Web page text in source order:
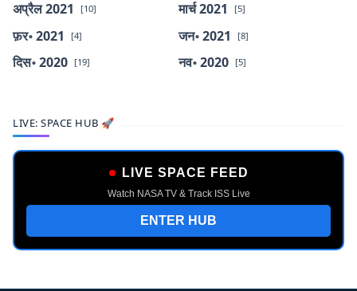
अप्रैल 2021 [10] मार्च 2021 [5]
फ़र॰ 2021 [4] जन॰ 2021 [8]
दिस॰ 2020 [19] नव॰ 2020 [5]
LIVE: SPACE HUB 🚀
LIVE SPACE FEED
Watch NASA TV & Track ISS Live
ENTER HUB